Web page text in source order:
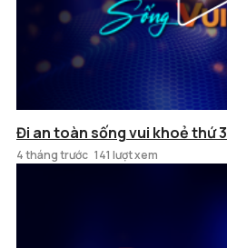
Đi an toàn sống vui khoẻ thứ
4 tháng trước 141 lượt xem